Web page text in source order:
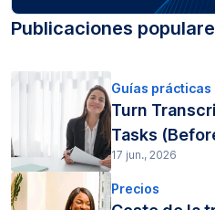
Publicaciones
Guías prácticas
Turn
Tasks
17 jun., 2026
Precios